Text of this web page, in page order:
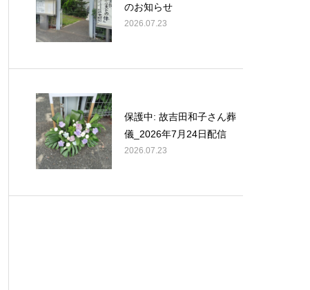
のお知らせ
2026.07.23
保護中: 故吉田和子さん葬
儀_2026年7月24日配信
2026.07.23